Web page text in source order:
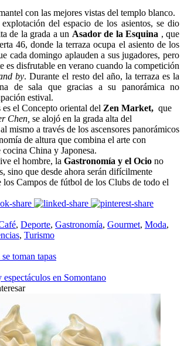
con las mejores vistas del templo blanco.
del espacio de los asientos, se dio
de la grada a un Asador de la Esquina , que
46, donde la terraza ocupa el asiento de los
cada domingo aplauden a sus jugadores, pero
es disfrutable en verano cuando la competición
by. Durante el resto del año, la terraza es la
de sala que gracias a su panorámica no
estival.
el Concepto oriental del Zen Market, que
Chen, se alojó en la grada alta del
mismo a través de los ascensores panorámicos
de altura que combina el arte con
China y Japonesa.
el hombre, la Gastronomía y el Ocio no
sino que desde ahora serán difícilmente
los Campos de fútbol de los Clubs de todo el
, Deporte, Gastronomía, Gourmet, Moda,
, Turismo
toman tapas
en Somontano